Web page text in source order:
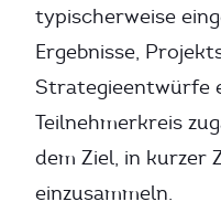
typischerweise
Ergebnisse,
Strategieentwürfe
Teilnehmerkreis
dem Ziel, in kurzer
einzusammeln.